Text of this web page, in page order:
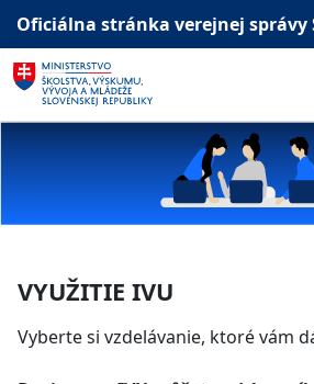
Oficiálna stránka verejnej správy
VYUŽITIE IVU
Vyberte si vzdelávanie, ktoré vám